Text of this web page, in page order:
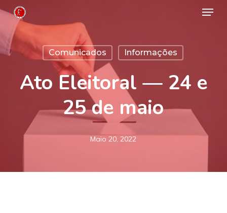
Skip
main
content
Menu
Comunicados Informações
Ato Eleitoral — 24 e
25 de maio
Maio 20, 2022